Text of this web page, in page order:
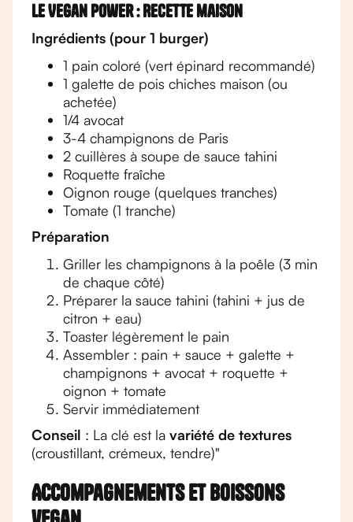
Le Vegan Power : Recette maison
Ingrédients (pour 1 burger)
1 pain coloré (vert épinard recommandé)
1 galette de pois chiches maison (ou
achetée)
1/4 avocat
3-4 champignons de Paris
2 cuillères à soupe de sauce tahini
Roquette fraîche
Oignon rouge (quelques tranches)
Tomate (1 tranche)
Préparation
Griller les champignons à la poêle (3 min
de chaque côté)
Préparer la sauce tahini (tahini + jus de
citron + eau)
Toaster légèrement le pain
Assembler : pain + sauce + galette +
champignons + avocat + roquette +
oignon + tomate
Servir immédiatement
Conseil : La clé est la variété de textures
(croustillant, crémeux, tendre)"
Accompagnements et boissons